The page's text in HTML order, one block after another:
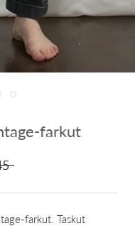
farkut
farkut. Taskut